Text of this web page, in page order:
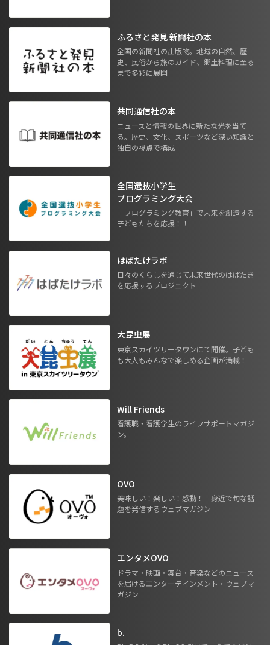
ふるさと発見 新聞社の本
全国の新聞社の出版物。地域の自然、歴
史、民俗から旅のガイド、郷土料理に至る
まで多彩に展開
共同通信社の本
ニュースと情報の世界に新たな光を当て
る。歴史、文化、スポーツなど深い知識と
独自の視点で構成
全国選抜小学生
プログラミング大会
「プログラミング教育」で未来を創造する
子どもたちを応援！！
はばたけラボ
日々のくらしを通じて未来世代のはばたき
を応援するプロジェクト
大昆虫展
東京スカイツリータウンにて開催。子ども
も大人もみんなで楽しめる企画が満載！
Will Friends
看護職・看護学生のライフサポートマガジ
ン。
OVO
美味しい！楽しい！感動！ 身近で旬な話
題を発信するウェブマガジン
エンタメOVO
ドラマ・映画・舞台・音楽などのニュース
を届けるエンターテインメント・ウェブマ
ガジン
b.